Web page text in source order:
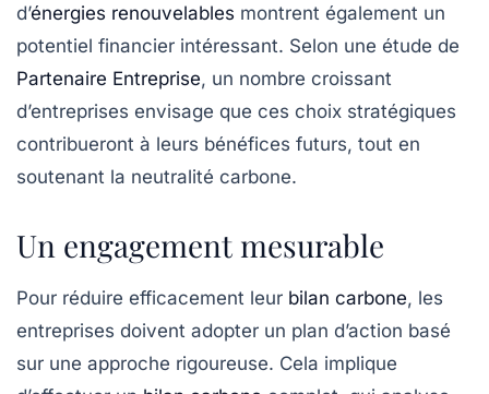
d’énergies renouvelables montrent également un
potentiel financier intéressant. Selon une étude de
Partenaire Entreprise, un nombre croissant
d’entreprises envisage que ces choix stratégiques
contribueront à leurs bénéfices futurs, tout en
soutenant la neutralité carbone.
Un engagement mesurable
Pour réduire efficacement leur bilan carbone, les
entreprises doivent adopter un plan d’action basé
sur une approche rigoureuse. Cela implique